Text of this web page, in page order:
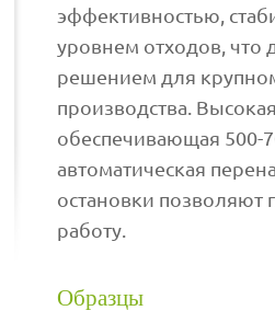
эффективностью,
уровнем отходов, что
решением для
производства.
обеспечивающая 500-
автоматическая
остановки позволяют
работу.
Образцы